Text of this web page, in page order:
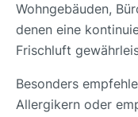
Wohngebäuden,
denen eine
Frischluft
Besonders
Allergikern oder